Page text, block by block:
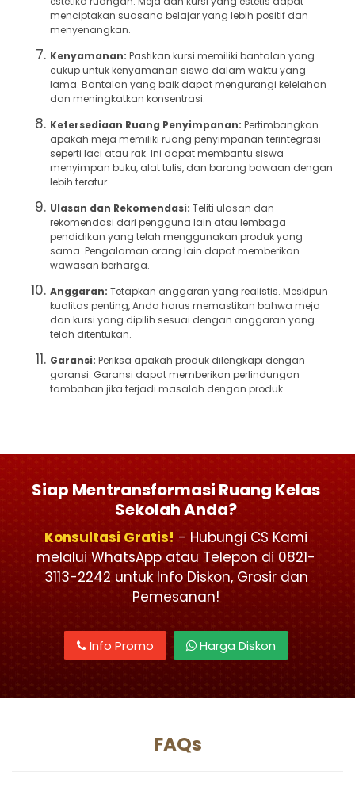
menciptakan suasana belajar yang lebih positif dan
menyenangkan.
Kenyamanan: Pastikan kursi memiliki bantalan yang
cukup untuk kenyamanan siswa dalam waktu yang
lama. Bantalan yang baik dapat mengurangi kelelahan
dan meningkatkan konsentrasi.
Ketersediaan Ruang Penyimpanan: Pertimbangkan
apakah meja memiliki ruang penyimpanan terintegrasi
seperti laci atau rak. Ini dapat membantu siswa
menyimpan buku, alat tulis, dan barang bawaan dengan
lebih teratur.
Ulasan dan Rekomendasi: Teliti ulasan dan
rekomendasi dari pengguna lain atau lembaga
pendidikan yang telah menggunakan produk yang
sama. Pengalaman orang lain dapat memberikan
wawasan berharga.
Anggaran: Tetapkan anggaran yang realistis. Meskipun
kualitas penting, Anda harus memastikan bahwa meja
dan kursi yang dipilih sesuai dengan anggaran yang
telah ditentukan.
Garansi: Periksa apakah produk dilengkapi dengan
garansi. Garansi dapat memberikan perlindungan
tambahan jika terjadi masalah dengan produk.
Siap Mentransformasi Ruang Kelas
Sekolah Anda?
Konsultasi Gratis! - Hubungi CS Kami
melalui WhatsApp atau Telepon di 0821-
3113-2242 untuk Info Diskon, Grosir dan
Pemesanan!
Info Promo Harga Diskon
FAQs